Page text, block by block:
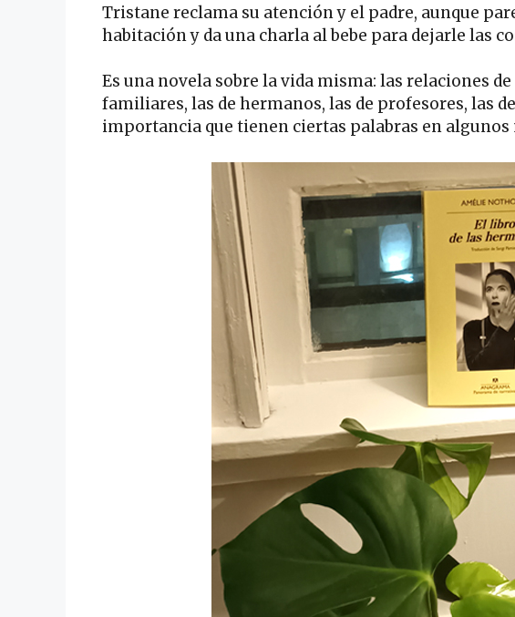
Tristane reclama su atención y el padre, aunque
habitación y da una charla al bebe para dejarle las
Es una novela sobre la vida misma: las relaciones
familiares, las de hermanos, las de profesores, las
importancia que tienen ciertas palabras en algunos